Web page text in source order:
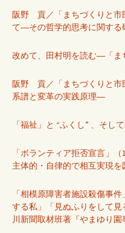
阪野 貢／「まちづくりと
て―その哲学的思考に関す
改めて、田村明を読む―「
阪野 貢／「まちづくりと市
系譜と変革の実践原理―
「福祉」と “ふくし” 、そし
「ボランティア拒否宣言」
主体的・自律的で相互実現
「相模原障害者施設殺傷事
する私」「見ぬふりをして
川新聞取材班著『やまゆり